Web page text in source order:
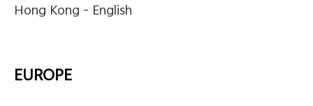
Hong Kong - English
EUROPE